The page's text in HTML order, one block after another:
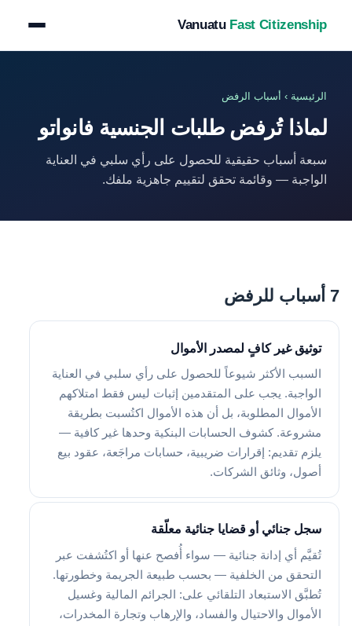
Vanuatu Fast Citizenship
الرئيسية › أسباب الرفض
لماذا تُرفض طلبات الجنسية فانواتو
سبعة أسباب حقيقية للحصول على رأي سلبي في العناية
الواجبة — وقائمة تحقق لتقييم جاهزية ملفك.
7 أسباب للرفض
توثيق غير كافٍ لمصدر الأموال
السبب الأكثر شيوعاً للحصول على رأي سلبي في العناية
الواجبة. يجب على المتقدمين إثبات ليس فقط امتلاكهم
الأموال المطلوبة، بل أن هذه الأموال اكتُسبت بطريقة
مشروعة. كشوف الحسابات البنكية وحدها غير كافية —
يلزم تقديم: إقرارات ضريبية، حسابات مراجَعة، عقود بيع
أصول، وثائق الشركات.
سجل جنائي أو قضايا جنائية معلّقة
تُقيَّم أي إدانة جنائية — سواء أُفصح عنها أو اكتُشفت عبر
التحقق من الخلفية — بحسب طبيعة الجريمة وخطورتها.
تُطبَّق الاستبعاد التلقائي على: الجرائم المالية وغسيل
الأموال والاحتيال والفساد، والإرهاب وتجارة المخدرات،